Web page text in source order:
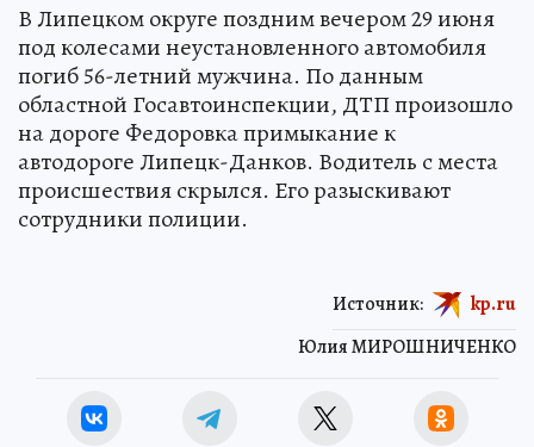
В Липецком округе поздним вечером 29 июня
под колесами неустановленного автомобиля
погиб 56-летний мужчина. По данным
областной Госавтоинспекции, ДТП произошло
на дороге Федоровка примыкание к
автодороге Липецк-Данков. Водитель с места
происшествия скрылся. Его разыскивают
сотрудники полиции.
Юлия МИРОШНИЧЕНКО
Источник: kp.ru